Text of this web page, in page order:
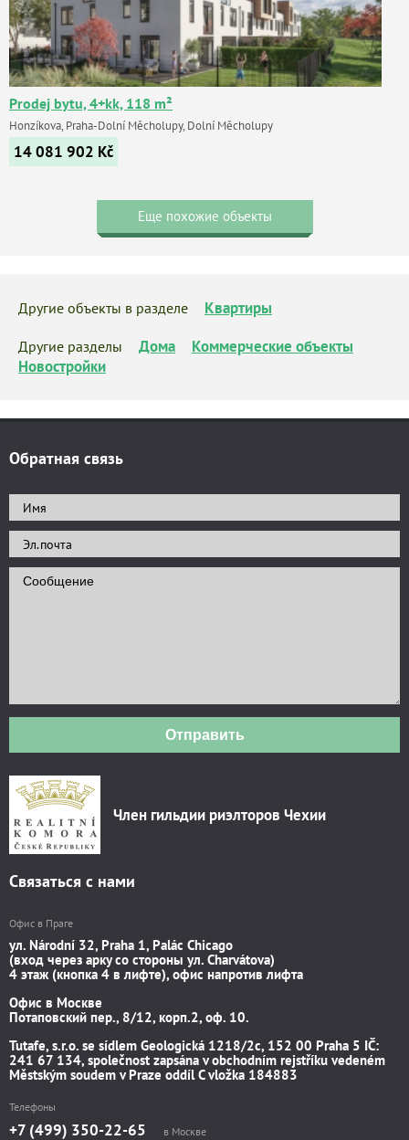
Prodej bytu, 4+kk, 118 m²
Honzíkova, Praha-Dolní Měcholupy, Dolní Měcholupy
14 081 902 Kč
Еще похожие объекты
Другие объекты в разделе Квартиры
Другие разделы Дома
Коммерческие объекты
Новостройки
Обратная связь
Отправить
Член гильдии риэлторов Чехии
Связаться с нами
Офис в Праге
ул. Národní 32, Praha 1, Palác Chicago
(вход через арку со стороны ул. Charvátova)
4 этаж (кнопка 4 в лифте), офис напротив лифта
Офис в Москве
Потаповский пер., 8/12, корп.2, оф. 10.
Tutafe, s.r.o. se sídlem Geologická 1218/2c, 152 00 Praha 5 IČ:
241 67 134, společnost zapsána v obchodním rejstříku vedeném
Městským soudem v Praze oddíl C vložka 184883
Телефоны
+7 (499) 350-22-65 в Москве